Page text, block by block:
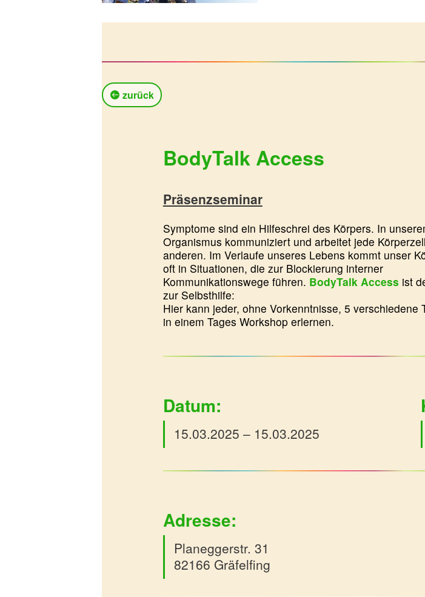
zurück
BodyTalk Access
Präsenzseminar
Symptome sind ein Hilfeschrei des Körpers. In
Organismus kommuniziert und arbeitet jede
anderen. Im Verlaufe unseres Lebens kommt unser
oft in Situationen, die zur Blockierung interner
Kommunikationswege führen. BodyTalk Access ist
zur Selbsthilfe:
Hier kann jeder, ohne Vorkenntnisse, 5 verschiedene
in einem Tages Workshop erlernen.
Datum:
15.03.2025 – 15.03.2025
Adresse:
Planeggerstr. 31
82166 Gräfelfing